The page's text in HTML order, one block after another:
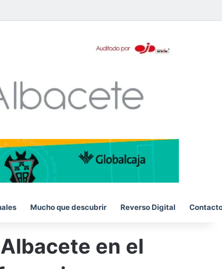
Mucho que descubrir Reverso Digital
en el